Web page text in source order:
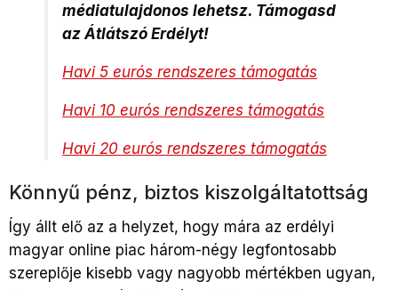
médiatulajdonos lehetsz. Támogasd
az Átlátszó Erdélyt!
Havi 5 eurós rendszeres támogatás
Havi 10 eurós rendszeres támogatás
Havi 20 eurós rendszeres támogatás
Könnyű pénz, biztos kiszolgáltatottság
Így állt elő az a helyzet, hogy mára az erdélyi
magyar online piac három-négy legfontosabb
szereplője kisebb vagy nagyobb mértékben ugyan,